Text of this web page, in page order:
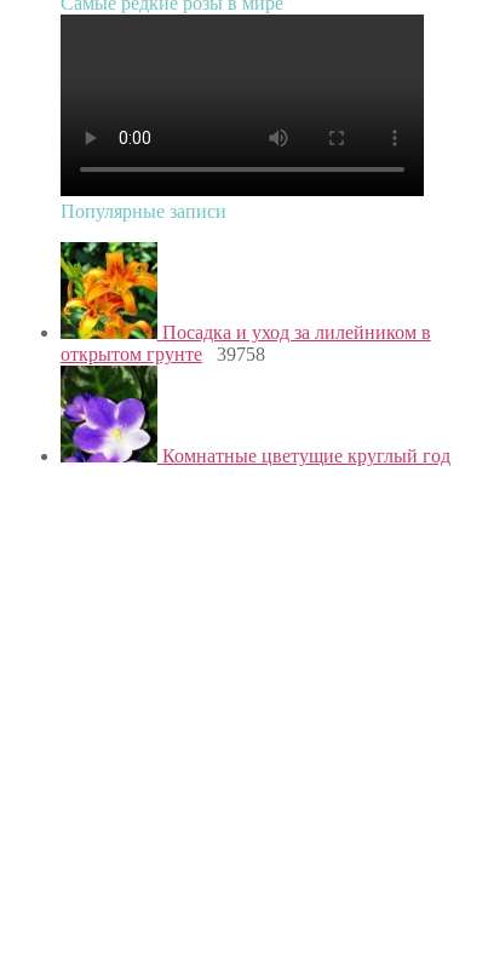
Популярные записи
Посадка и уход за лилейником в
открытом грунте
39758
Комнатные цветущие круглый год